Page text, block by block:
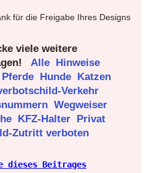
für die Freigabe Ihres Designs
viele weitere
Alle Hinweise
Pferde Hunde Katzen
Verkehr
Wegweiser
KFZ-Halter Privat
Zutritt verboten
dieses Beitrages